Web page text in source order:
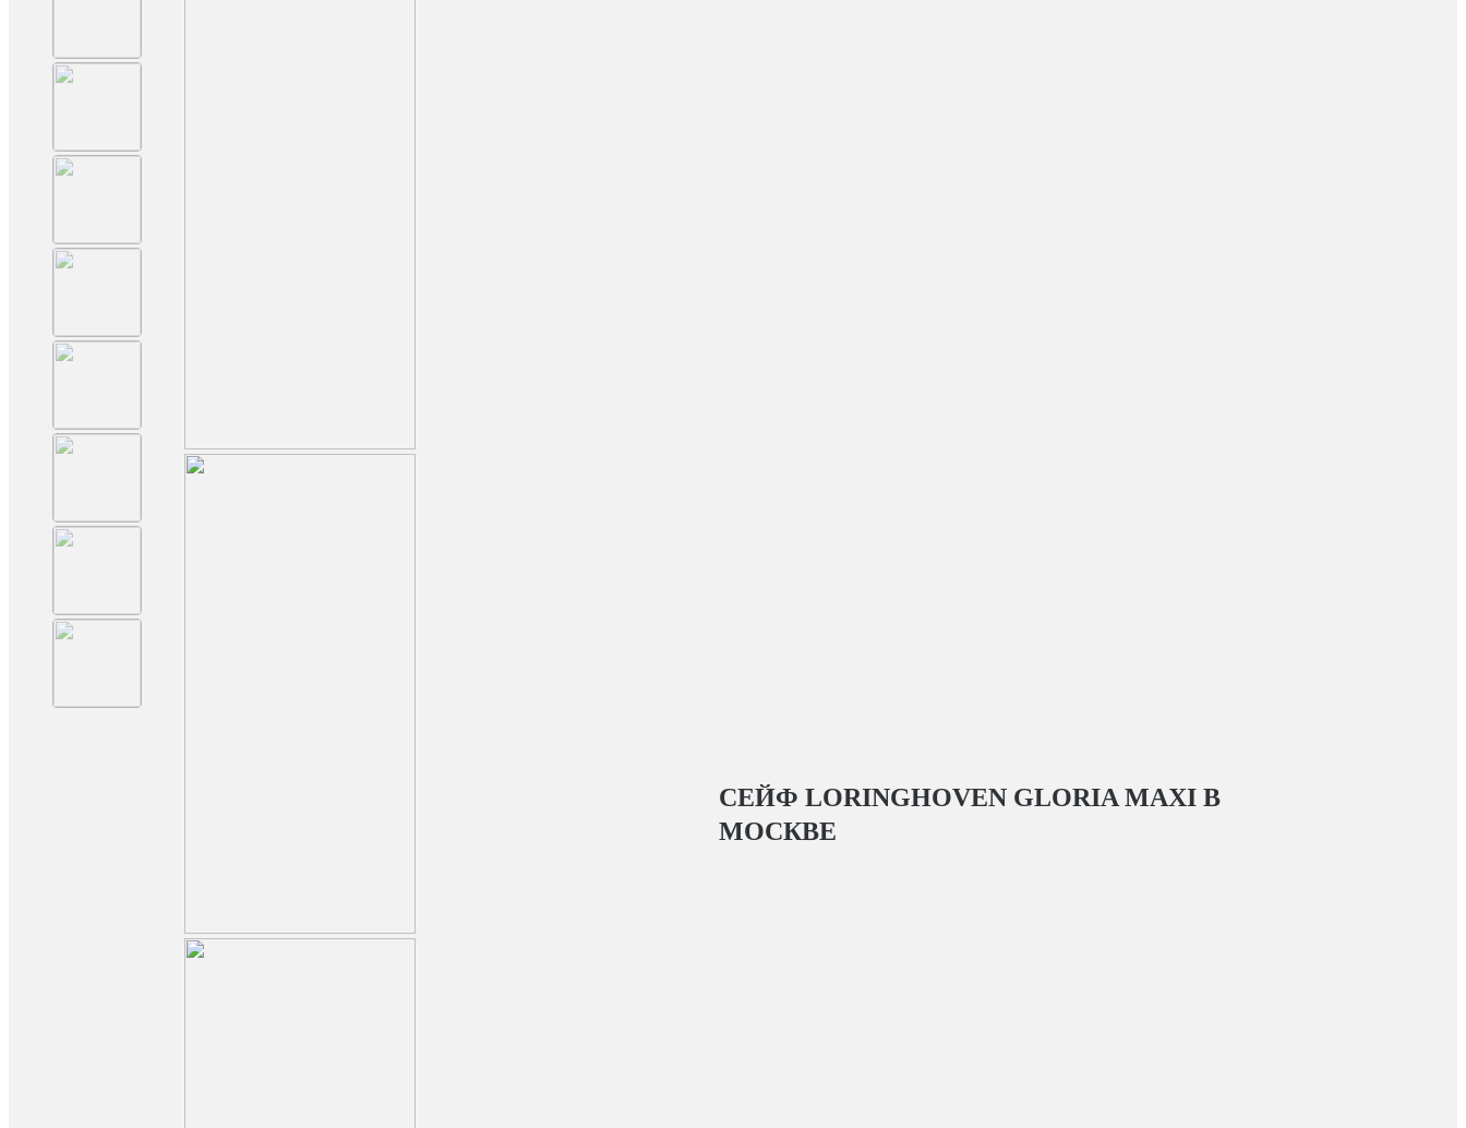
СЕЙФ LORINGHOVEN GLORIA MAXI В
МОСКВЕ